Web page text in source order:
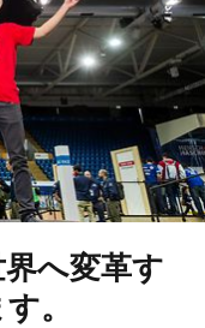
へ変革す
。